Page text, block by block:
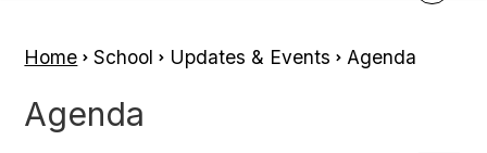
Home School Updates & Events Agenda
Agenda